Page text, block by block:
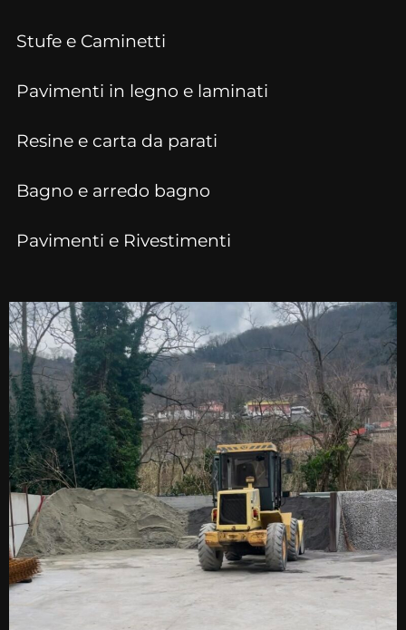
Stufe e Caminetti
Pavimenti in legno e laminati
Resine e carta da parati
Bagno e arredo bagno
Pavimenti e Rivestimenti